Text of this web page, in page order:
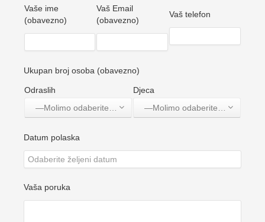
Vaše ime
(obavezno)
Vaš Email
(obavezno)
Vaš telefon
Ukupan broj osoba (obavezno)
Odraslih
—Molimo odaberite jednu opciju—
Djeca
—Molimo odaberite jednu opciju—
Datum polaska
Vaša poruka